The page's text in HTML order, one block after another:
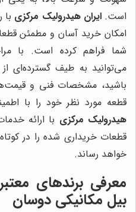
است.ایران هیدرولیک مرکزی
امکان خرید آسان و مطمئن
شما فراهم کرده است. با
می‌توانید به طیف گسترده‌ای
باشید، مشخصات فنی و
قطعه مورد نظر خود را با
هیدرولیک مرکزی با ارائه
قطعات خریداری شده را در
خواهد رساند.
معرفی برندهای
بیل مکانیکی دوسان